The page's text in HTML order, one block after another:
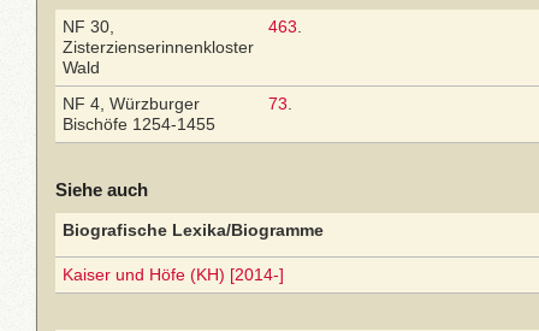
NF 30,
Zisterzienserinnenkloster
Wald
463
NF 4, Würzburger
Bischöfe 1254-1455
73
Siehe auch
Biografische Lexika/Biogramme
Kaiser und Höfe (KH) [2014-]